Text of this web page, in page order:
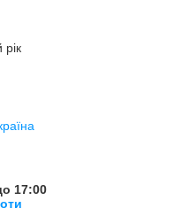
рік
17:00